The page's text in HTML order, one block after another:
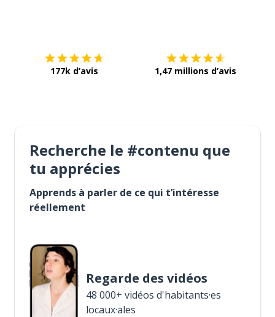
177k d’avis 1,47 millions d’avis
Recherche le #contenu que
tu apprécies
Apprends à parler de ce qui t’intéresse
réellement
Regarde des vidéos
48 000+ vidéos d'habitants·es
locaux·ales